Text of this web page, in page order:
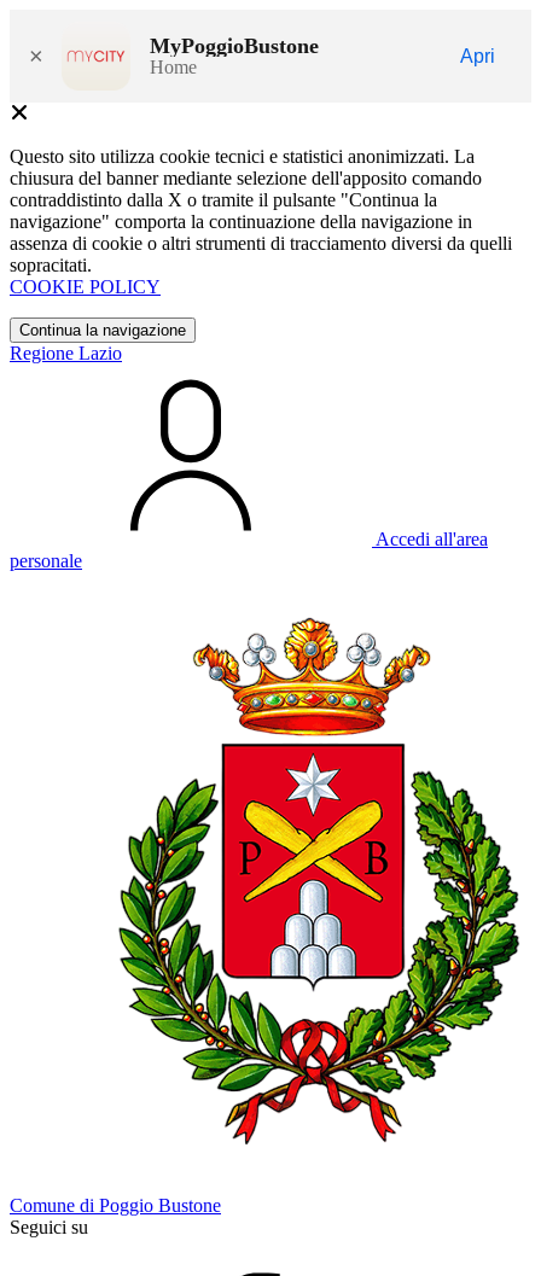
× MyPoggioBustone
Home
Apri
Questo sito utilizza cookie tecnici e statistici anonimizzati. La
chiusura del banner mediante selezione dell'apposito comando
contraddistinto dalla X o tramite il pulsante "Continua la
navigazione" comporta la continuazione della navigazione in
assenza di cookie o altri strumenti di tracciamento diversi da quelli
sopracitati.
COOKIE POLICY
Continua la navigazione
Regione Lazio
Accedi all'area
personale
Comune di Poggio Bustone
Seguici su